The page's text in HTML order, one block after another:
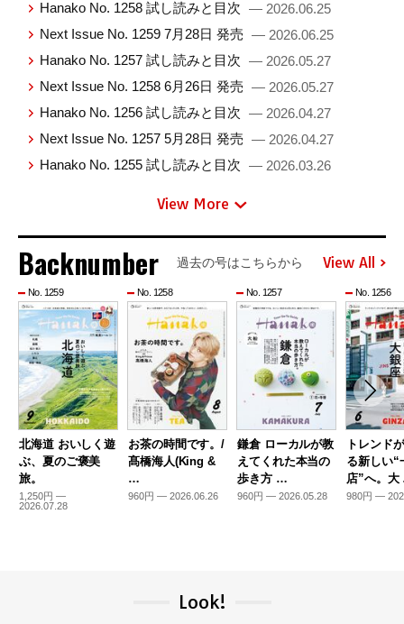
Hanako No. 1258 試し読みと目次 — 2026.06.25
Next Issue No. 1259 7月28日 発売 — 2026.06.25
Hanako No. 1257 試し読みと目次 — 2026.05.27
Next Issue No. 1258 6月26日 発売 — 2026.05.27
Hanako No. 1256 試し読みと目次 — 2026.04.27
Next Issue No. 1257 5月28日 発売 — 2026.04.27
Hanako No. 1255 試し読みと目次 — 2026.03.26
View More
Backnumber 過去の号はこちらから View All
No. 1259
北海道 おいしく遊
ぶ、夏のご褒美
旅。
1,250円 —
2026.07.28
No. 1258
お茶の時間です。/
髙橋海人(King &
…
960円 — 2026.06.26
No. 1257
鎌倉 ローカルが教
えてくれた本当の
歩き方 …
960円 — 2026.05.28
No. 1256
トレンド
る新しい“
店”へ。
980円 —
Look!